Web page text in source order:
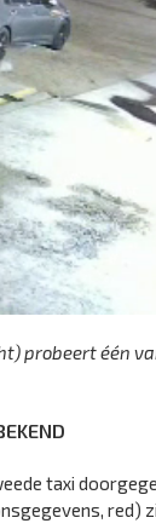
probeert één
taxi